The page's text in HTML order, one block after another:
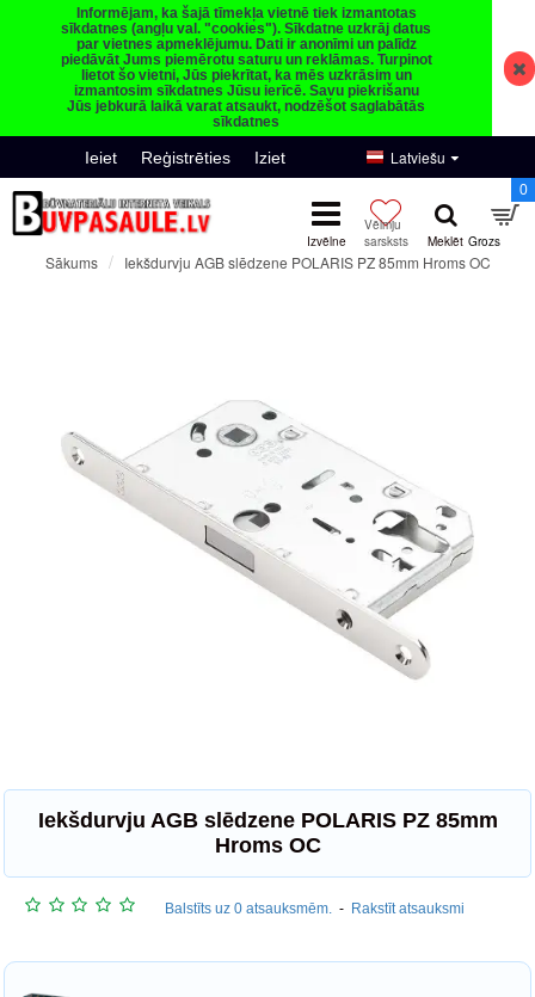
Informējam, ka šajā tīmekļa vietnē tiek izmantotas
sīkdatnes (angļu val. "cookies"). Sīkdatne uzkrāj datus
par vietnes apmeklējumu. Dati ir anonīmi un palīdz
piedāvāt Jums piemērotu saturu un reklāmas. Turpinot
lietot šo vietni, Jūs piekrītat, ka mēs uzkrāsim un
izmantosim sīkdatnes Jūsu ierīcē. Savu piekrišanu
Jūs jebkurā laikā varat atsaukt, nodzēšot saglabātās
sīkdatnes
Ieiet Reģistrēties Iziet Latviešu
0
Sākums Iekšdurvju AGB slēdzene POLARIS PZ 85mm Hroms OC
Iekšdurvju AGB slēdzene POLARIS PZ 85mm
Hroms OC
Balstīts uz 0 atsauksmēm. - Rakstīt atsauksmi